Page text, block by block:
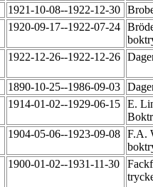
1921-10-08--1922-12-30
1920-09-17--1922-07-24
1922-12-26--1922-12-26
1890-10-25--1986-09-03
1914-01-02--1929-06-15 E.
1904-05-06--1923-09-08 F.A.
1900-01-02--1931-11-30